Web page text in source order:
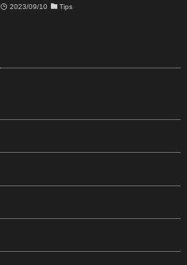
2023/09/10 Tips